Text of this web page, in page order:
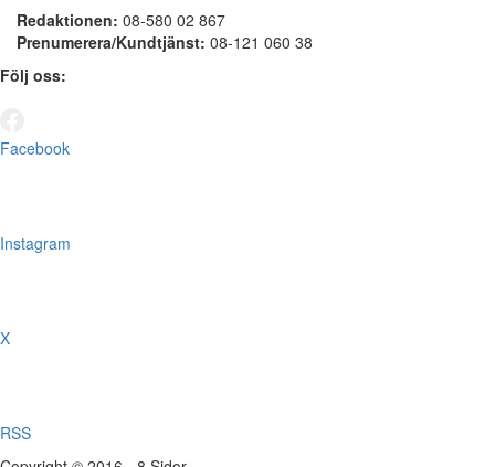
Redaktionen: 08-580 02 867
Prenumerera/Kundtjänst: 08-121 060 38
Följ oss:
Facebook
Instagram
X
RSS